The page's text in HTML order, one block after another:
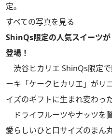
定。
すべての写真を見る
ShinQs限定の人気スイーツ
登場！
渋谷ヒカリエ ShinQs限定
ーキ「ケークヒカリエ」がリ
イズのギフトに生まれ変わった
ドライフルーツやナッツを
愛らしいひと口サイズのまん